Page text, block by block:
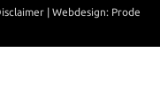
| Webdesign: Prode